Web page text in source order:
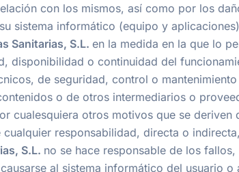
con los mismos, así como por los
sistema informático (equipo y
Sanitarias, S.L. en la medida en la que lo
disponibilidad o continuidad del
de seguridad, control o
o de otros intermediarios o
cualesquiera otros motivos que se deriven
responsabilidad, directa o
S.L. no se hace responsable de los
al sistema informático del usuario o